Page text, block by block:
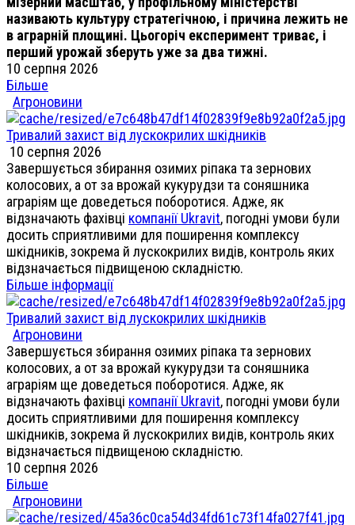
називають культуру стратегічною, і причина лежить не
в аграрній площині. Цьогоріч експеримент триває, і
перший урожай зберуть уже за два тижні.
10 серпня 2026
Більше
Агроновини
Тривалий захист від лускокрилих шкідників
10 серпня 2026
Завершується збирання озимих ріпака та зернових
колосових, а от за врожай кукурудзи та соняшника
аграріям ще доведеться поборотися. Адже, як
відзначають фахівці компанії Ukravit, погодні умови були
досить сприятливими для поширення комплексу
шкідників, зокрема й лускокрилих видів, контроль яких
відзначається підвищеною складністю.
Більше інформації
Тривалий захист від лускокрилих шкідників
Агроновини
Завершується збирання озимих ріпака та зернових
колосових, а от за врожай кукурудзи та соняшника
аграріям ще доведеться поборотися. Адже, як
відзначають фахівці компанії Ukravit, погодні умови були
досить сприятливими для поширення комплексу
шкідників, зокрема й лускокрилих видів, контроль яких
відзначається підвищеною складністю.
10 серпня 2026
Більше
Агроновини